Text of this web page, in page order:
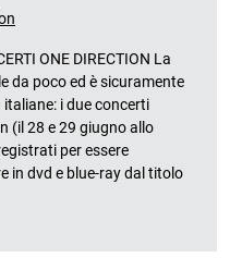
ONE DIRECTION La
da poco ed è sicuramente
i due concerti
(il 28 e 29 giugno allo
per essere
in dvd e blue-ray dal titolo